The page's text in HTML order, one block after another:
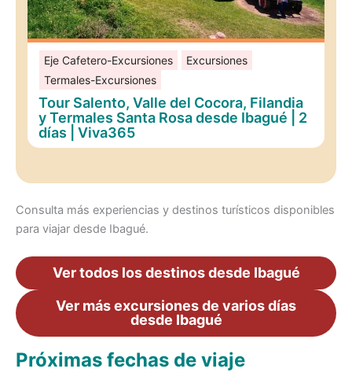
Eje Cafetero-Excursiones
Excursiones
Termales-Excursiones
Tour Salento, Valle del Cocora, Filandia
y Termales Santa Rosa desde Ibagué | 2
días | Viva365
Consulta más experiencias y destinos turísticos disponibles
para viajar desde Ibagué.
Ver todos los destinos desde Ibagué
Ver más excursiones de varios días
desde Ibagué
Próximas fechas de viaje